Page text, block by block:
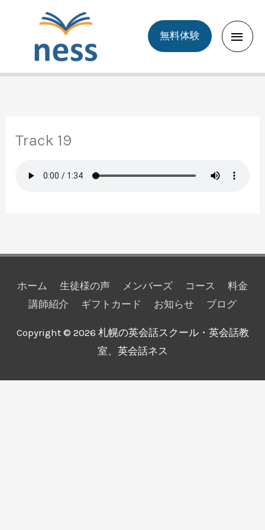
Main
無料体験
Track 19
ホーム 生徒様の声 メンバーズ コース
料金
講師紹介
ギフトカード お知らせ ブログ
Copyright © 2026 札幌の英会話スクール・英会話教
室、英会話ネス